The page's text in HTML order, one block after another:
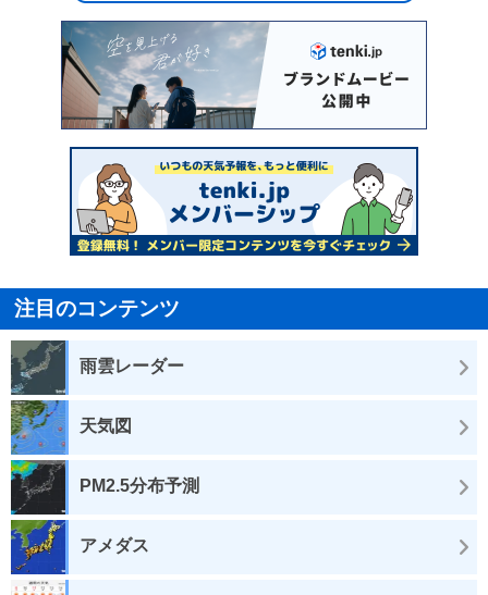
注目のコンテンツ
雨雲レーダー
天気図
PM2.5分布予測
アメダス